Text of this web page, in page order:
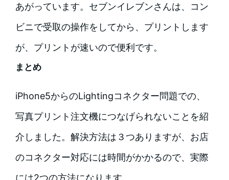
あがっています。セブンイレブンさんは、コン
ビニで受取の操作をしてから、プリントします
が、プリントが速いので便利です。
まとめ
iPhone5からのLightingコネクター問題での、
写真プリント注文機につなげられないことを紹
介しました。解決方法は３つありますが、お店
のコネクター対応には時間がかかるので、実際
には2つの方法になります。